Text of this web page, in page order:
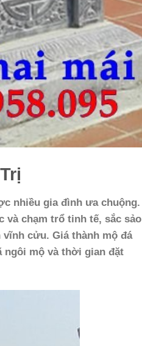
nhiều gia đình ưa chuộng.
và chạm trổ tinh tế, sắc sảo
cửu. Giá thành mộ đá
ngôi mộ và thời gian đặt